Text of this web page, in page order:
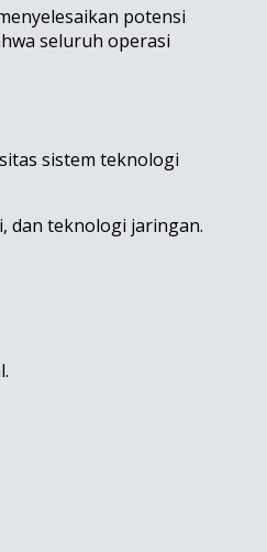
potensi
seluruh operasi
sistem teknologi
dan teknologi jaringan.